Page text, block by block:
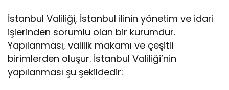
İstanbul Valiliği, İstanbul ilinin yönetim ve idari
işlerinden sorumlu olan bir kurumdur.
Yapılanması, valilik makamı ve çeşitli
birimlerden oluşur. İstanbul Valiliği’nin
yapılanması şu şekildedir: